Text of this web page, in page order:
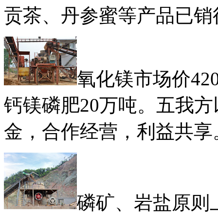
贡茶、丹参蜜等产品已销
氧化镁市场价
钙镁磷肥20万吨。五我
金，合作经营，利益共
磷矿、岩盐原则